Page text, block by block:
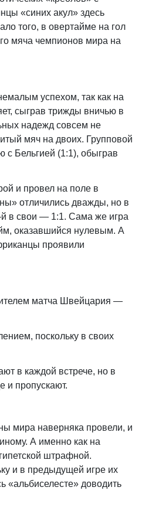
«синих акул» здесь
того, в овертайме на гол
мяча чемпионов мира на
успехом, так как на
сыграв трижды вничью в
надежд совсем не
мяч на двоих. Групповой
с Бельгией (1:1), обыграв
и провел на поле в
отличились дважды, но в
в свои — 1:1. Сама же игра
оказавшийся нулевым. А
проявили
матча Швейцария —
поскольку в своих
в каждой встрече, но в
и пропускают.
мира наверняка провели, и
А именно как на
штрафной.
и в предыдущей игре их
«альбиселесте» доводить